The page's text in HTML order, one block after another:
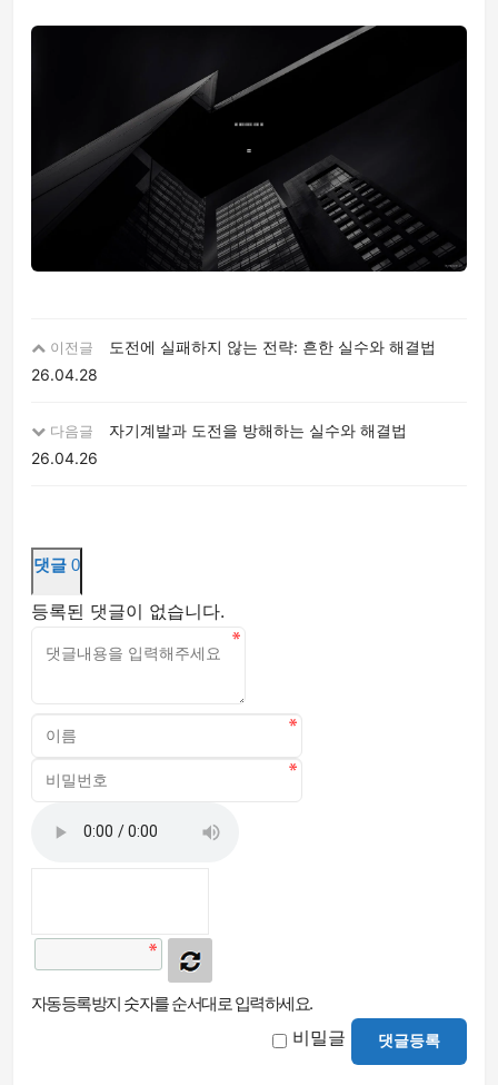
이전글
도전에 실패하지 않는 전략: 흔한 실수와 해결법
26.04.28
다음글
자기계발과 도전을 방해하는 실수와 해결법
26.04.26
댓글 0
등록된 댓글이 없습니다.
자동등록방지 숫자를 순서대로 입력하세요.
비밀글 댓글등록